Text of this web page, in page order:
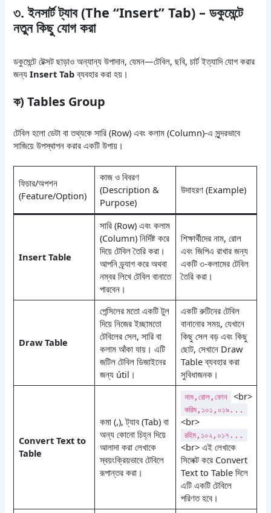
৩. ইনসার্ট ট্যাব (The “Insert” Tab) – ডকুমেন্টে
নতুন কিছু যোগ করা
ডকুমেন্টে টেক্সট ছাড়াও অন্যান্য উপাদান, যেমন—টেবিল, ছবি, চার্ট ইত্যাদি যোগ করার
জন্যInsert Tabব্যবহার করা হয়।
ক) Tables Group
টেবিল হলো ডেটা বা তথ্যকে সারি (Row) এবং কলাম (Column)-এ সুন্দরভাবে
সাজিয়ে উপস্থাপন করার একটি উপায়।
ফিচার/অপশন
(Feature/Option)
কাজ ও বিবরণ
(Description &
Purpose)
উদাহরণ (Example)
Insert Table
সারি (Row) এবং কলাম
(Column) নির্দিষ্ট করে
দিয়ে টেবিল তৈরি করা।
আপনি ড্র্যাগ করে অথবা
নম্বর লিখে টেবিল বানাতে
পারবেন।
শিক্ষার্থীদের নাম, রোল
এবং জিপিএ রাখার জন্য
একটি ৩-কলামের টেবিল
তৈরি করা।
Draw Table
পেন্সিলের মতো একটি টুল
দিয়ে নিজের ইচ্ছামতো
টেবিলের সেল, সারি বা
কলাম আঁকা যায়। এটি
জটিল টেবিল ডিজাইনের
জন্য útil।
একটি রুটিনের টেবিল
বানানোর সময়, যেখানে
কিছু সেল বড় এবং কিছু
ছোট, সেখানে Draw
Table ব্যবহার করা
সুবিধাজনক।
Convert Text to
Table
কমা (,), ট্যাব (Tab) বা
অন্য কোনো চিহ্ন দিয়ে
আলাদা করা লেখাকে
স্বয়ংক্রিয়ভাবে টেবিলে
রূপান্তর করা।
নাম,রোল,ফোন <br>
করিম,১০১,০১৯...
<br>
রহিম,১০২,০১৭...
<br> এই লেখাকে
সিলেক্ট করে Convert
Text to Table দিলে
এটি একটি টেবিলে
পরিণত হবে।